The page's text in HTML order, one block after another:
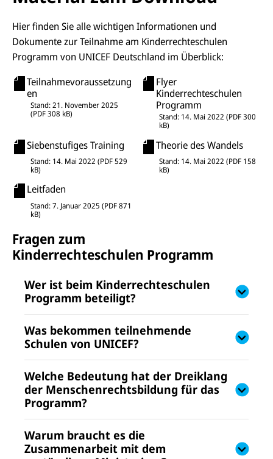
Hier finden Sie alle wichtigen Informationen und
Dokumente zur Teilnahme am Kinderrechteschulen
Programm von UNICEF Deutschland im Überblick:
Teilnahmevoraussetzung
en
Stand:21. November 2025
(PDF308 kB)
Flyer
Kinderrechteschulen
Programm
Stand: 14. Mai 2022 (PDF300
kB)
Siebenstufiges Training
Stand: 14. Mai 2022 (PDF529
kB)
Theorie des Wandels
Stand: 14. Mai 2022 (PDF 158
kB)
Leitfaden
Stand:7. Januar 2025 (PDF871
kB)
Fragen zum
Kinderrechteschulen Programm
Wer ist beim Kinderrechteschulen
Programm beteiligt?
Was bekommen teilnehmende
Schulen von UNICEF?
Welche Bedeutung hat der Dreiklang
der Menschenrechtsbildung für das
Programm?
Warum braucht es die
Zusammenarbeit mit dem